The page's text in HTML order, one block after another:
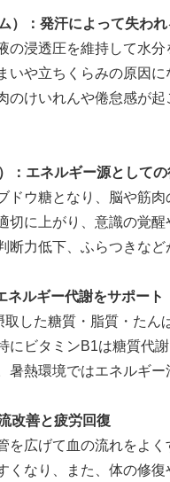
）：発汗によって失わ
の浸透圧を維持して水
いや立ちくらみの原因
のけいれんや倦怠感が
：エネルギー源としての
ドウ糖となり、脳や筋
切に上がり、意識の覚
断力低下、ふらつきなど
ネルギー代謝をサポート
取した糖質・脂質・た
にビタミンB1は糖質代
暑熱環境ではエネルギ
改善と疲労回復
を広げて血の流れをよ
くなり、また、体の修